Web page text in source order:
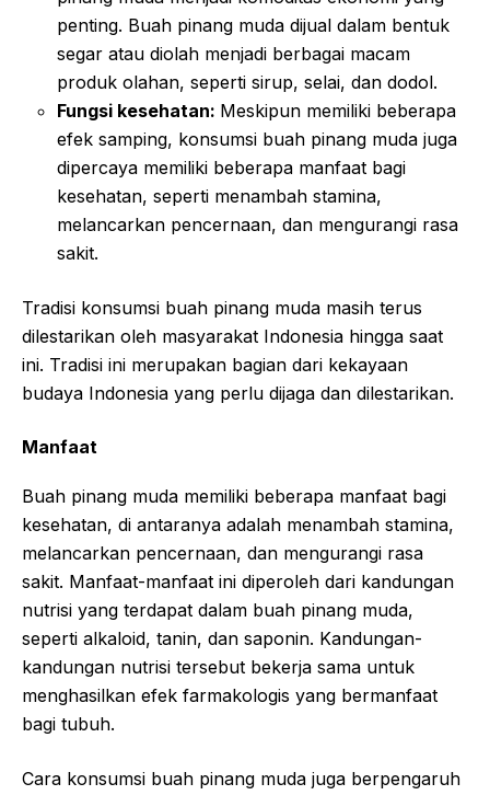
penting. Buah pinang muda dijual dalam bentuk
segar atau diolah menjadi berbagai macam
produk olahan, seperti sirup, selai, dan dodol.
Fungsi kesehatan: Meskipun memiliki beberapa
efek samping, konsumsi buah pinang muda juga
dipercaya memiliki beberapa manfaat bagi
kesehatan, seperti menambah stamina,
melancarkan pencernaan, dan mengurangi rasa
sakit.
Tradisi konsumsi buah pinang muda masih terus
dilestarikan oleh masyarakat Indonesia hingga saat
ini. Tradisi ini merupakan bagian dari kekayaan
budaya Indonesia yang perlu dijaga dan dilestarikan.
Manfaat
Buah pinang muda memiliki beberapa manfaat bagi
kesehatan, di antaranya adalah menambah stamina,
melancarkan pencernaan, dan mengurangi rasa
sakit. Manfaat-manfaat ini diperoleh dari kandungan
nutrisi yang terdapat dalam buah pinang muda,
seperti alkaloid, tanin, dan saponin. Kandungan-
kandungan nutrisi tersebut bekerja sama untuk
menghasilkan efek farmakologis yang bermanfaat
bagi tubuh.
Cara konsumsi buah pinang muda juga berpengaruh